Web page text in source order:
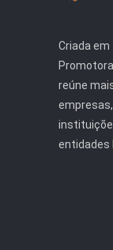
Criada
reúne
entidades